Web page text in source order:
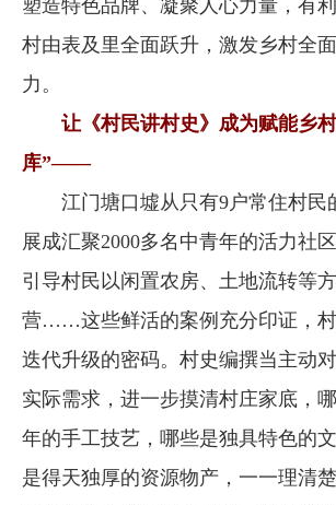
塑造特色品牌、凝聚人心力量，有
村由表及里全面跃升，激发乡村全
力。
让《村民讲村史》成为赋能乡
库”——
江门塘口墟从只有9户常住村民
展成汇聚2000多名中青年的活力社
引导村民以闲置农房、土地流转等
营……这些鲜活的案例充分印证，
迭代升级的密码。村史编撰当主动
实际需求，进一步摸清村庄家底，
年的手工技艺，哪些是独具特色的
是得天独厚的资源物产，一一理清